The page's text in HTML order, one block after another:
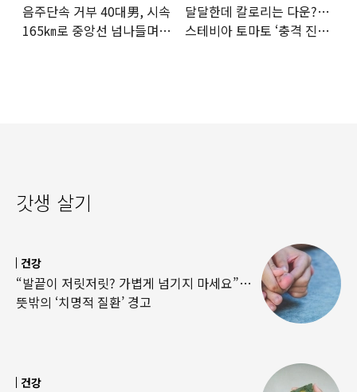
음주단속 거부 40대男, 시속
165㎞로 중앙선 넘나들며
달달한데 칼로리는 다운?…
스테비아 토마토 ‘충격 진실’
갓생 살기
건강
“발끝이 저릿저릿? 가볍게 넘기지 마세요”…
뜻밖의 ‘치명적 질환’ 경고
건강